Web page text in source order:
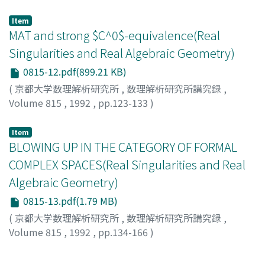
Item
MAT and strong $C^0$-equivalence(Real
Singularities and Real Algebraic Geometry)
0815-12.pdf(899.21 KB)
( 京都大学数理解析研究所 , 数理解析研究所講究録 ,
Volume 815 , 1992 , pp.123-133 )
Item
BLOWING UP IN THE CATEGORY OF FORMAL
COMPLEX SPACES(Real Singularities and Real
Algebraic Geometry)
0815-13.pdf(1.79 MB)
( 京都大学数理解析研究所 , 数理解析研究所講究録 ,
Volume 815 , 1992 , pp.134-166 )